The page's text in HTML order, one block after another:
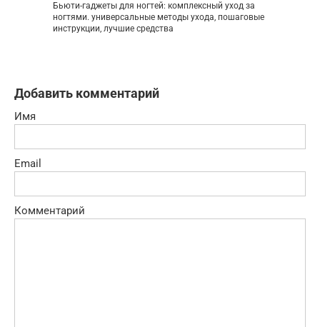
Бьюти-гаджеты для ногтей: комплексный уход за
ногтями. универсальные методы ухода, пошаговые
инструкции, лучшие средства
Добавить комментарий
Имя
Email
Комментарий